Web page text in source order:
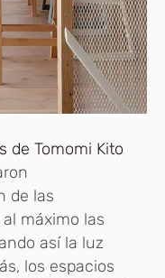
de Tomomi Kito
de las
máximo las
así la luz
los espacios